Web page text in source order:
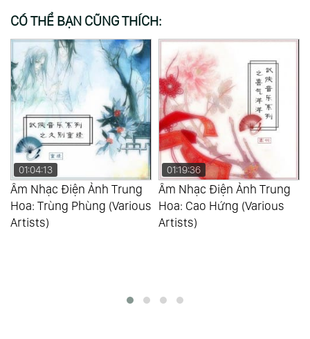
CÓ THỂ BẠN CŨNG THÍCH:
01:04:13
Âm Nhạc Điện Ảnh Trung
Hoa: Trùng Phùng (Various
Artists)
01:19:36
Âm Nhạc Điện Ảnh Trung
Hoa: Cao Hứng (Various
Artists)